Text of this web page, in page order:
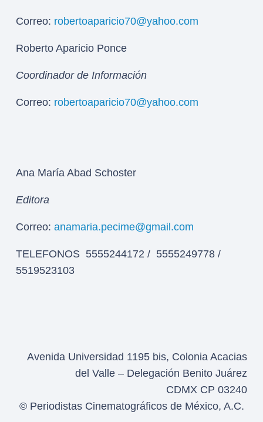
Correo: robertoaparicio70@yahoo.com
Roberto Aparicio Ponce
Coordinador de Información
Correo: robertoaparicio70@yahoo.com
Ana María Abad Schoster
Editora
Correo: anamaria.pecime@gmail.com
TELEFONOS 5555244172 / 5555249778 /
5519523103
Avenida Universidad 1195 bis, Colonia Acacias
del Valle – Delegación Benito Juárez
CDMX CP 03240
© Periodistas Cinematográficos de México, A.C.